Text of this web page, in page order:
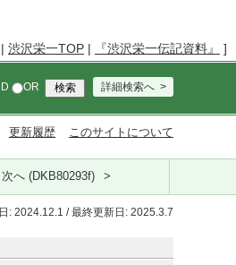
| 渋沢栄一TOP | 『渋沢栄一伝記資料』 ]
OR 詳細検索へ
更新履歴 このサイトについて
次へ (DKB80293f)
: 2024.12.1 / 最終更新日: 2025.3.7